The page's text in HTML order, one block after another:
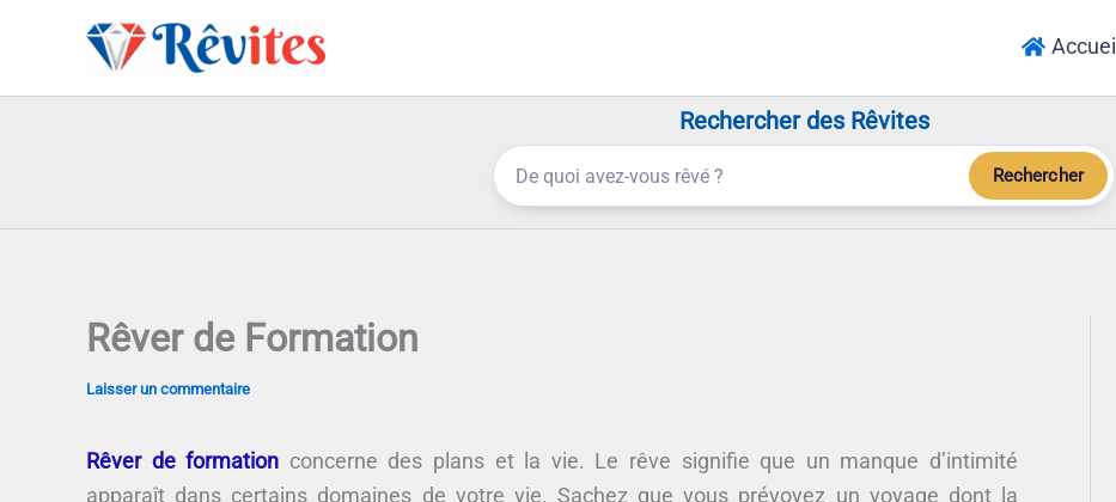
Accueil
Rechercher des Rêvites
Rechercher
Rêver de Formation
Laisser un commentaire
Rêver de formation concerne des plans et la vie. Le rêve signifie que un manque d’intimité
apparaît dans certains domaines de votre vie. Sachez que vous prévoyez un voyage dont la